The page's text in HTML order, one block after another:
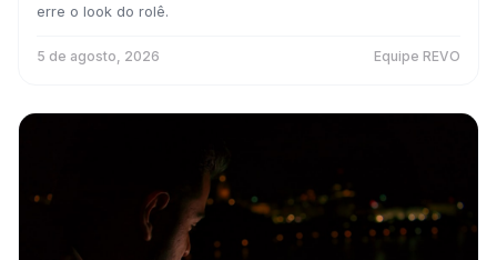
erre o look do rolê.
5 de agosto, 2026 Equipe REVO